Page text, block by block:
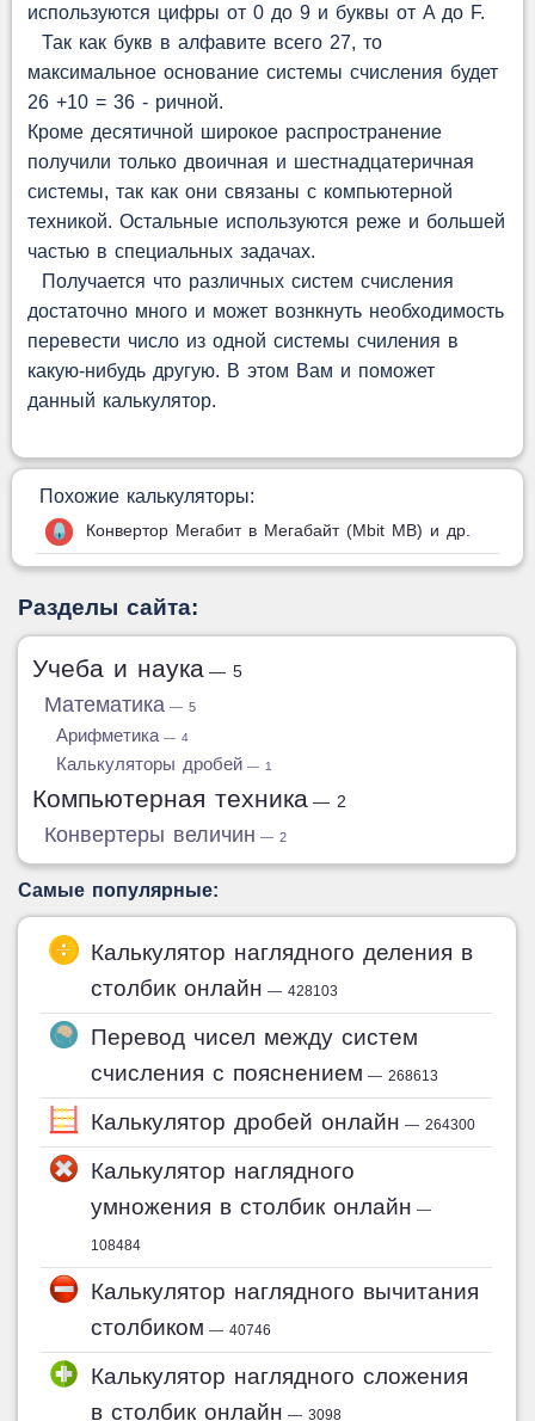
используются цифры от 0 до 9 и буквы от A до F.
Так как букв в алфавите всего 27, то
максимальное основание системы счисления будет
26 +10 = 36 - ричной.
Кроме десятичной широкое распространение
получили только двоичная и шестнадцатеричная
системы, так как они связаны с компьютерной
техникой. Остальные используются реже и большей
частью в специальных задачах.
Получается что различных систем счисления
достаточно много и может вознкнуть необходимость
перевести число из одной системы счиления в
какую-нибудь другую. В этом Вам и поможет
данный калькулятор.
Похожие калькуляторы:
Конвертор Мегабит в Мегабайт (Mbit MB) и др.
Разделы сайта:
Учеба и наука — 5
Математика — 5
Арифметика — 4
Калькуляторы дробей — 1
Компьютерная техника — 2
Конвертеры величин — 2
Самые популярные:
Калькулятор наглядного деления в
столбик онлайн — 428103
Перевод чисел между систем
счисления с пояснением — 268613
Калькулятор дробей онлайн — 264300
Калькулятор наглядного
умножения в столбик онлайн —
108484
Калькулятор наглядного вычитания
столбиком — 40746
Калькулятор наглядного сложения
в столбик онлайн — 3098